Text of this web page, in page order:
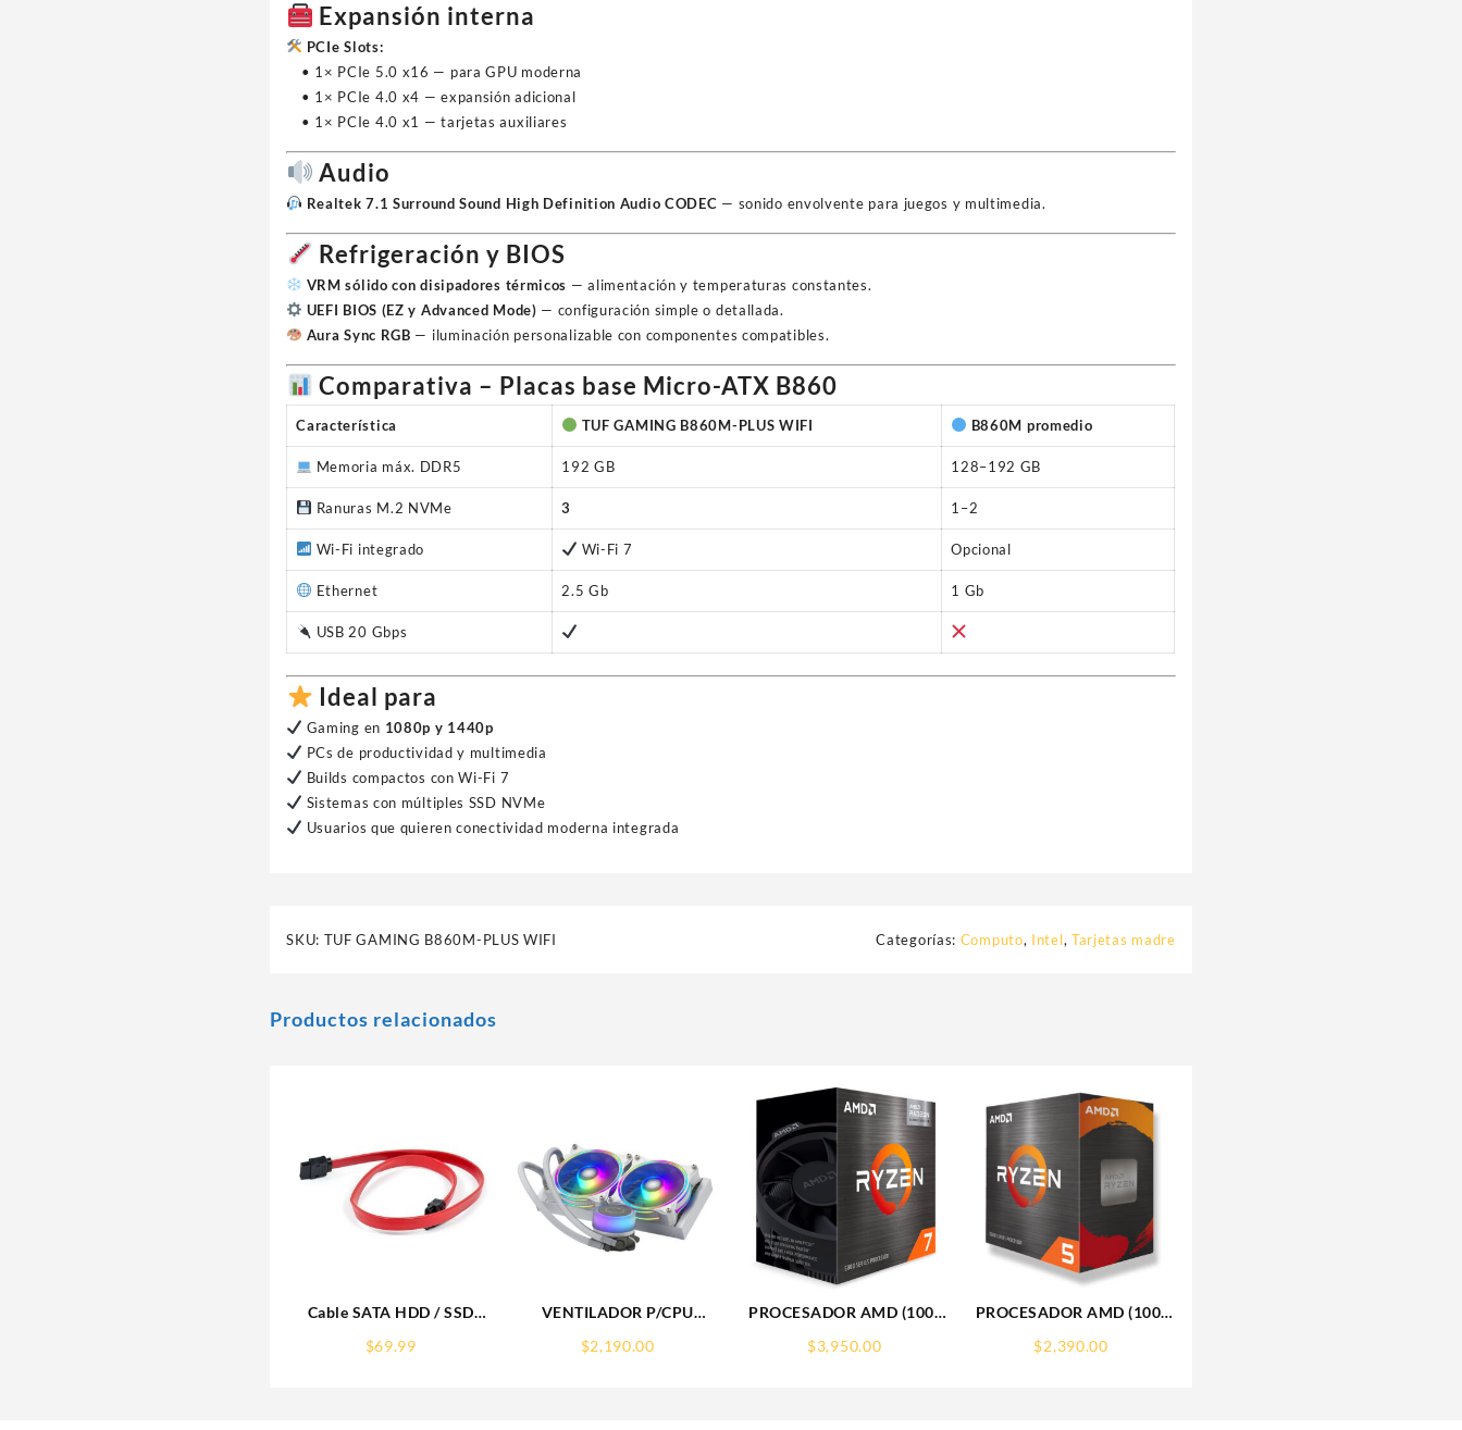
Expansión interna
PCIe Slots:
• 1× PCIe 5.0 x16 — para GPU moderna
• 1× PCIe 4.0 x4 — expansión adicional
• 1× PCIe 4.0 x1 — tarjetas auxiliares
Audio
Realtek 7.1 Surround Sound High Definition Audio CODEC — sonido envolvente para juegos y multimedia.
Refrigeración y BIOS
VRM sólido con disipadores térmicos — alimentación y temperaturas constantes.
UEFI BIOS (EZ y Advanced Mode) — configuración simple o detallada.
Aura Sync RGB — iluminación personalizable con componentes compatibles.
Comparativa – Placas base Micro-ATX B860
Característica TUF GAMING B860M-PLUS WIFI B860M promedio
Memoria máx. DDR5 192 GB 128–192 GB
Ranuras M.2 NVMe 3 1–2
Wi-Fi integrado Wi-Fi 7 Opcional
Ethernet 2.5 Gb 1 Gb
USB 20 Gbps
Ideal para
Gaming en 1080p y 1440p
PCs de productividad y multimedia
Builds compactos con Wi-Fi 7
Sistemas con múltiples SSD NVMe
Usuarios que quieren conectividad moderna integrada
SKU: TUF GAMING B860M-PLUS WIFI Categorías: Computo, Intel, Tarjetas madre
Productos relacionados
Cable SATA HDD / SSD
340700
$69.99
VENTILADOR P/CPU
D24M-A18PW-R1)
$2,190.00
PROCESADOR AMD (100-
5700G S-AM4, 8 CORE 3.8
$3,950.00
PROCESADOR AMD (100-
5500 S-AM4 6 CORE 3.6
$2,390.00